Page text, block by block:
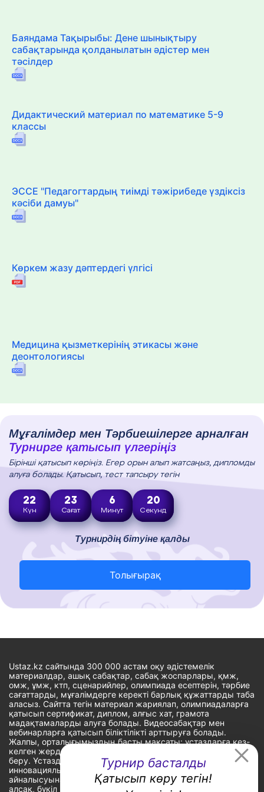
Турнир басталды
Қатысып көру тегін!
Баяндама Тақырыбы: Дене шынықтыру
сабақтарында қолданылатын әдістер мен
тәсілдер
Дидактический материал по математике 5-9
классы
ЭССЕ "Педагогтардың тиімді тәжірибеде үздіксіз
кәсіби дамуы"
Көркем жазу дәптердегі үлгісі
Медицина қызметкерінің этикасы және
деонтологиясы
Мұғалімдер мен Тәрбиешілерге арналған
Турнирге қатысып үлгеріңіз
Бірінші қатысып көріңіз. Егер орын алып жатсаңыз, дипломды
алуға болады. Қатысып, тест тапсыру тегін
22
Күн
23
Сағат
6
Минут
19
Секунд
Турнирдің бітуіне қалды
Толығырақ
Ustaz.kz сайтында 300 000 астам оқу әдістемелік
материалдар, ашық сабақтар, сабақ жоспарлары, қмж,
омж, ұмж, ктп, сценарийлер, олимпиада есептерін, тәрбие
сағаттарды, мұғалімдерге керекті барлық құжаттарды таба
аласыз. Сайтта тегін материал жариялап, олимпиадаларға
қатысып сертификат, диплом, алғыс хат, грамота
мадақтамаларды алуға болады. Видеосабақтар мен
вебинарларға қатысып біліктілікті арттыруға болады.
Жалпы, орталығымыздың басты мақсаты: ұстаздарға кез-
келген жерде, кез-келген уақытта білім алуына мүмкіндік
беру. Ұстаздардың барлық өзекті мәселелеріне
инновациялық шешім тауып, шығармашылық жұмыспен
айналысуына уақыт сыйлау. «Ұстаздарға сапалы білім бере
алсақ, бүкіл Қазақ еліне білім бере аламыз» - деген